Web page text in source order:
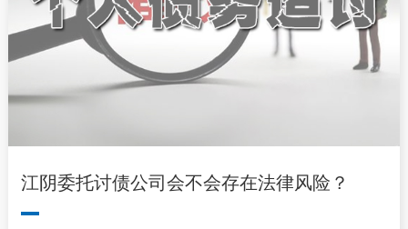
江阴委托讨债公司会不会存在法律风险？